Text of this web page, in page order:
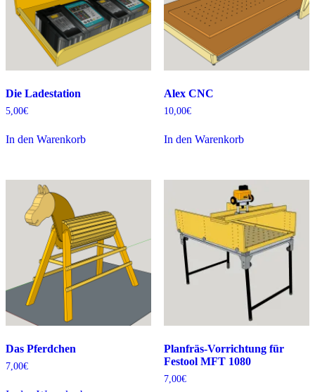
Die Ladestation
5,00€
In den Warenkorb
Alex CNC
10,00€
In den Warenkorb
Das Pferdchen
7,00€
Planfräs-Vorrichtung für
Festool MFT 1080
7,00€